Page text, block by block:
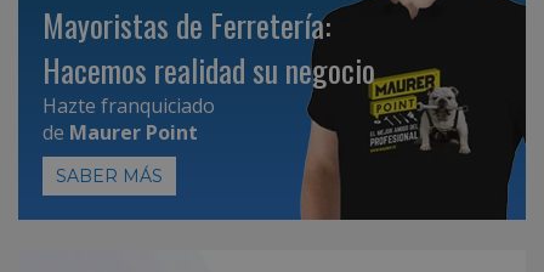
Mayoristas de Ferretería:
Hacemos realidad su negocio
Hazte franquiciado
de Maurer Point
SABER MÁS